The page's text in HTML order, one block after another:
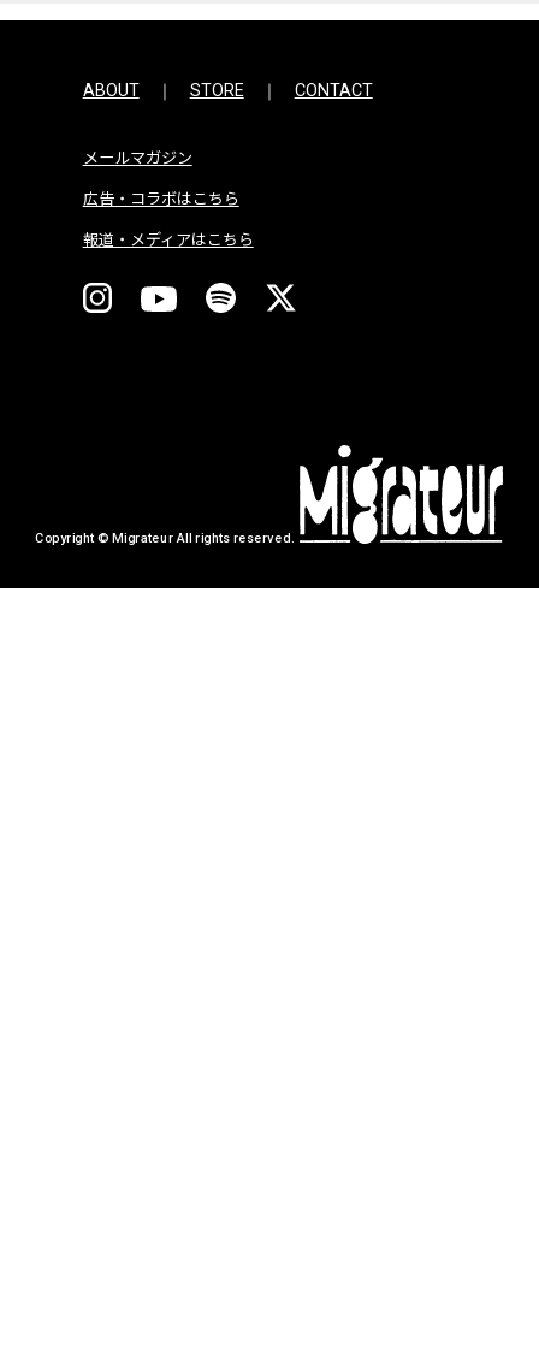
ABOUT STORE CONTACT
メールマガジン
広告・コラボはこちら
報道・メディアはこちら
Copyright © Migrateur All rights reserved.